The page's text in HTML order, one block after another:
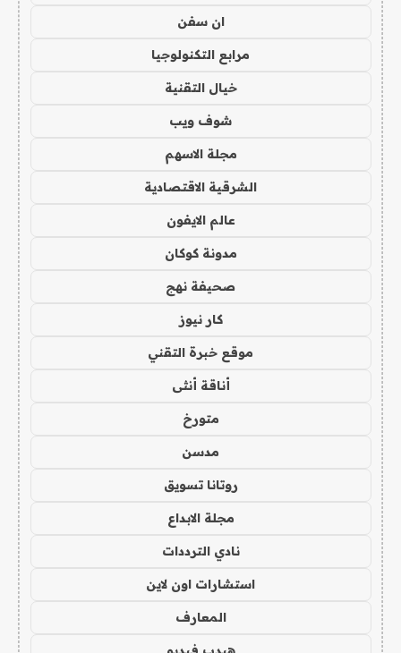
ان سفن
مرابع التكنولوجيا
خيال التقنية
شوف ويب
مجلة الاسهم
الشرقية الاقتصادية
عالم الايفون
مدونة كوكان
صحيفة نهج
كار نيوز
موقع خبرة التقني
أناقة أنثى
متورخ
مدسن
روتانا تسويق
مجلة الابداع
نادي الترددات
استشارات اون لاين
المعارف